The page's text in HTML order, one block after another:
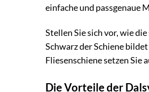
einfache und passgenaue
Stellen Sie sich vor, wie
Schwarz der Schiene
Fliesenschiene setzen Sie
Die Vorteile der